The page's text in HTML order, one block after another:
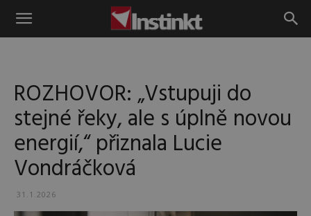
Instinkt
ROZHOVOR: „Vstupuji do
stejné řeky, ale s úplně novou
energií,“ přiznala Lucie
Vondráčková
31.1.2026